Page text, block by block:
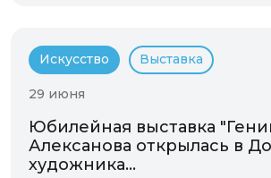
Искусство Выставка
29 июня
Юбилейная выставка
Алексанова открылась в
художника...